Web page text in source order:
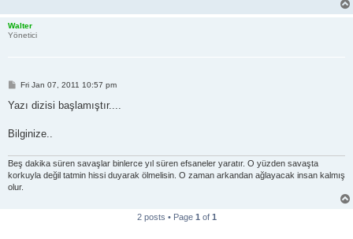
Walter
Yönetici
P
s
Fri Jan 07, 2011 10:57 pm
Yazı dizisi başlamıştır....
Bilginize..
Beş dakika süren savaşlar binlerce yıl süren efsaneler yaratır. O yüzden savaşta
korkuyla değil tatmin hissi duyarak ölmelisin. O zaman arkandan ağlayacak insan kalmış
olur.
2 posts • Page 1 of 1